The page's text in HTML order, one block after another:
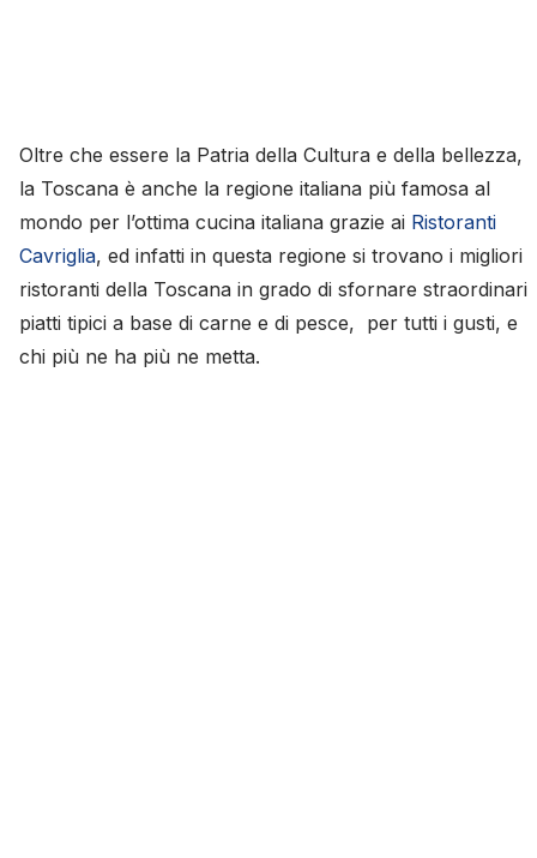
Oltre che essere la Patria della Cultura e della bellezza,
la Toscana è anche la regione italiana più famosa al
mondo per l’ottima cucina italiana grazie ai Ristoranti
Cavriglia, ed infatti in questa regione si trovano i migliori
ristoranti della Toscana in grado di sfornare straordinari
piatti tipici a base di carne e di pesce, per tutti i gusti, e
chi più ne ha più ne metta.